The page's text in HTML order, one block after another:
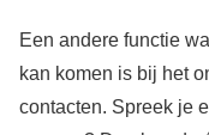
Een andere functie
kan komen is bij het
contacten. Spreek je